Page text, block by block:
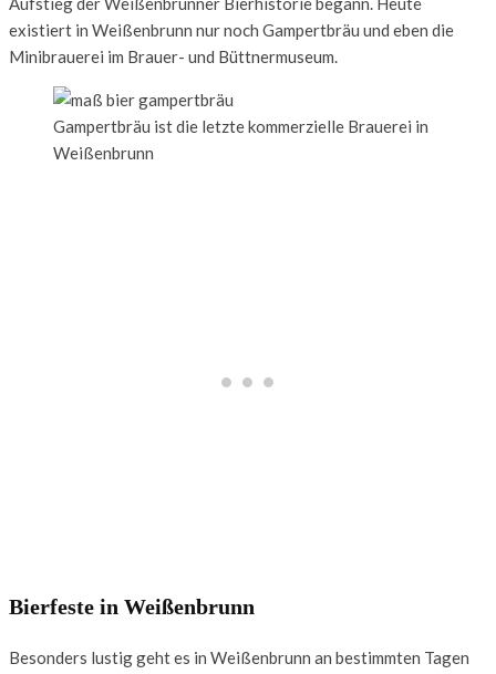
existiert in Weißenbrunn nur noch Gampertbräu und eben die
Minibrauerei im Brauer- und Büttnermuseum.
Gampertbräu ist die letzte kommerzielle Brauerei in
Weißenbrunn
Bierfeste in Weißenbrunn
Besonders lustig geht es in Weißenbrunn an bestimmten Tagen